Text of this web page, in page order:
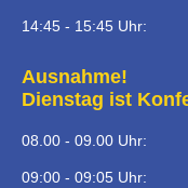
14:45 - 15:45 Uhr:
Ausnahme!
Dienstag ist
08.00 - 09.00 Uhr:
09:00 - 09:05 Uhr: